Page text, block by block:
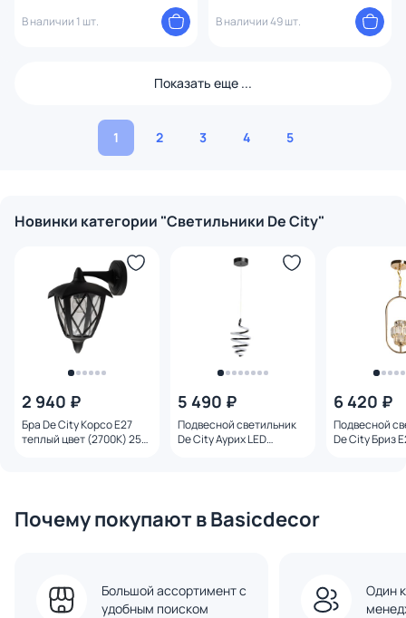
В наличии 1 шт.
В наличии 49 шт.
Показать еще ...
1 2 3 4 5
Новинки категории "Светильники De City"
2 940 ₽
Бра De City Корсо E27
теплый цвет (2700К) 25W
5 490 ₽
Подвесной светильник
De City Аурих LED
6 420 ₽
Подвесной
De City Бриз
Почему покупают в Basicdecor
Большой ассортимент с
удобным поиском
Один